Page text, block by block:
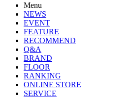
Menu
NEWS
EVENT
FEATURE
RECOMMEND
Q&A
BRAND
FLOOR
RANKING
ONLINE STORE
SERVICE